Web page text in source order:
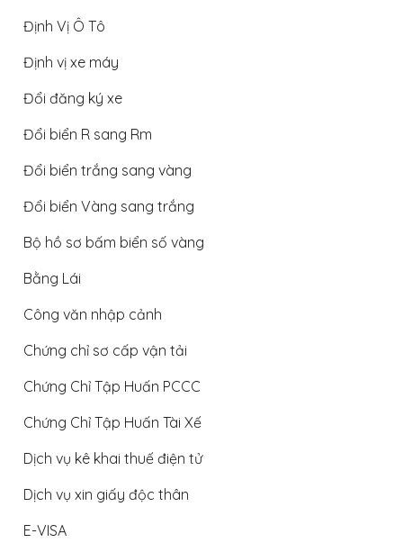
Định Vị Ô Tô
Định vị xe máy
Đổi đăng ký xe
Đổi biển R sang Rm
Đổi biển trắng sang vàng
Đổi biển Vàng sang trắng
Bộ hồ sơ bấm biển số vàng
Bằng Lái
Công văn nhập cảnh
Chứng chỉ sơ cấp vận tải
Chứng Chỉ Tập Huấn PCCC
Chứng Chỉ Tập Huấn Tài Xế
Dịch vụ kê khai thuế điện tử
Dịch vụ xin giấy độc thân
E-VISA